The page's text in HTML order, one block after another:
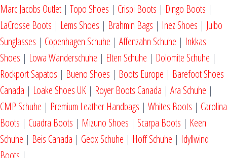
Marc Jacobs Outlet | Topo Shoes | Crispi Boots | Dingo Boots |
LaCrosse Boots | Lems Shoes | Brahmin Bags | Inez Shoes | Julbo
Sunglasses | Copenhagen Schuhe | Affenzahn Schuhe | Inkkas
Shoes | Lowa Wanderschuhe | Elten Schuhe | Dolomite Schuhe |
Rockport Sapatos | Bueno Shoes | Boots Europe | Barefoot Shoes
Canada | Loake Shoes UK | Royer Boots Canada | Ara Schuhe |
CMP Schuhe | Premium Leather Handbags | Whites Boots | Carolina
Boots | Cuadra Boots | Mizuno Shoes | Scarpa Boots | Keen
Schuhe | Beis Canada | Geox Schuhe | Hoff Schuhe | Idyllwind
Boots |